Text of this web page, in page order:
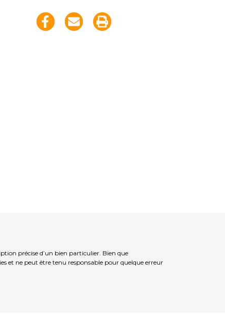
précise d’un bien particulier. Bien que
et ne peut être tenu responsable pour quelque erreur